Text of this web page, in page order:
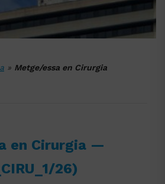
» Metge/essa en Cirurgia
en Cirurgia —
26)